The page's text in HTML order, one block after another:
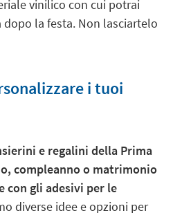
vinilico con cui potrai
dopo la festa. Non lasciartelo
i tuoi
e regalini della Prima
compleanno o matrimonio
con gli adesivi per le
diverse idee e opzioni per